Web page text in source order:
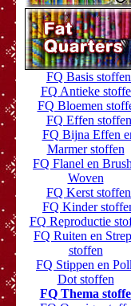
FQ Basis stoffen
FQ Antieke
FQ Bloemen
FQ Effen stoffen
FQ Bijna Effen
Marmer stoffen
FQ Flanel en
Woven
FQ Kerst stoffen
FQ Kinder
FQ Reproductie
FQ Ruiten en
stoffen
FQ Stippen en
Dot stoffen
FQ Thema